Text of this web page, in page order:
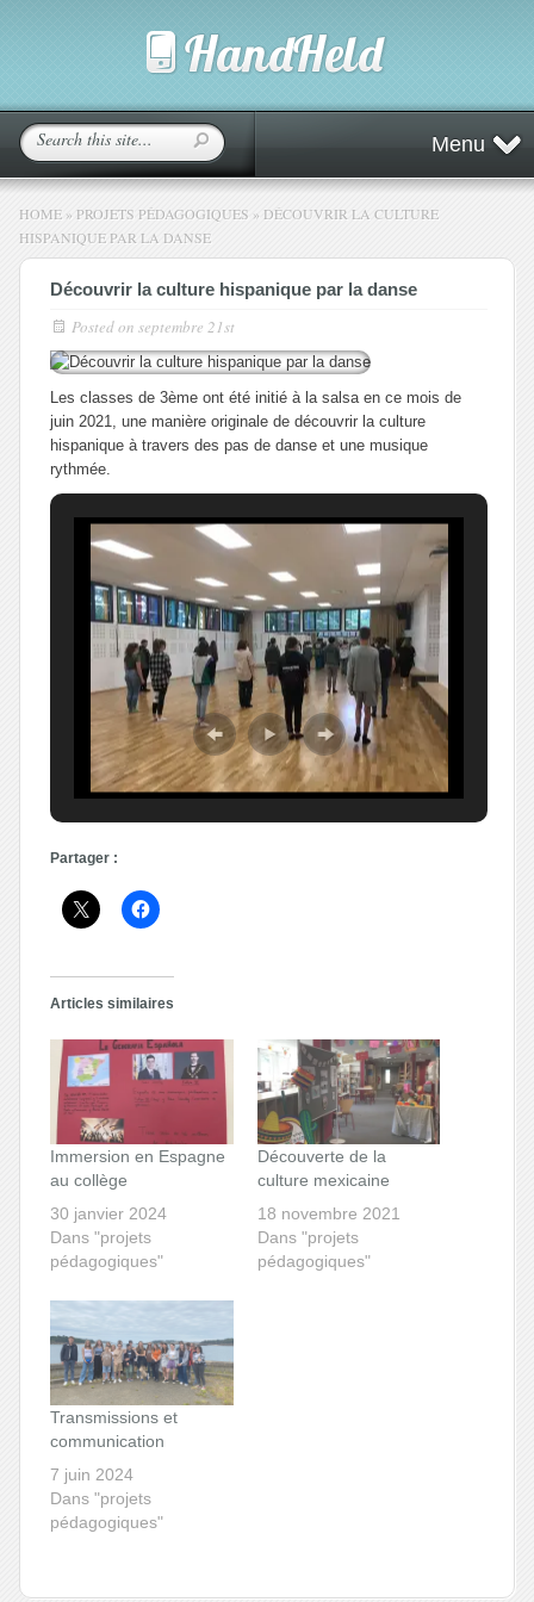
Menu
HOME » PROJETS PÉDAGOGIQUES » DÉCOUVRIR LA CULTURE
HISPANIQUE PAR LA DANSE
Découvrir la culture hispanique par la danse
Posted on septembre 21st
Les classes de 3ème ont été initié à la salsa en ce mois de
juin 2021, une manière originale de découvrir la culture
hispanique à travers des pas de danse et une musique
rythmée.
Partager :
Articles similaires
Immersion en Espagne
au collège
30 janvier 2024
Dans "projets
pédagogiques"
Découverte de la
culture mexicaine
18 novembre 2021
Dans "projets
pédagogiques"
Transmissions et
communication
7 juin 2024
Dans "projets
pédagogiques"